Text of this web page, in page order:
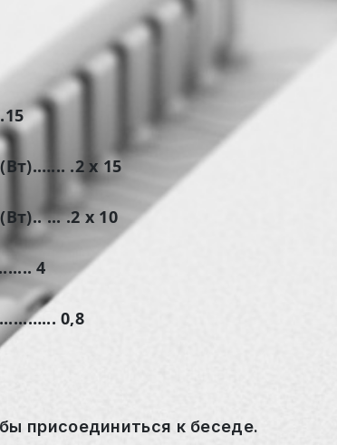
.2 x 15
... .2 x 10
4
0,8
присоединиться к беседе.